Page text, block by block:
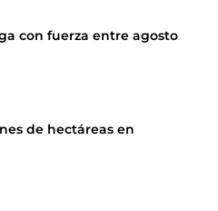
con fuerza entre agosto
de hectáreas en